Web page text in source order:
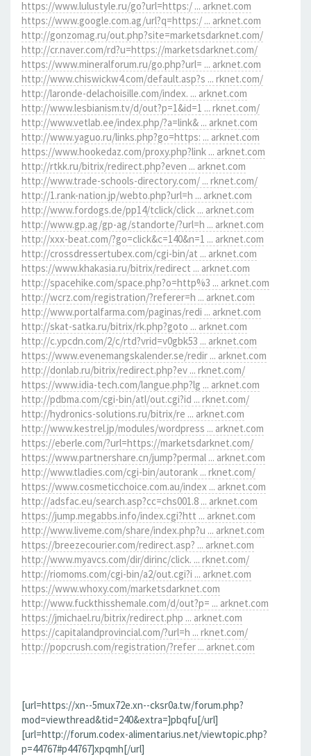
https://www.lulustyle.ru/go?url=https:/ ... arknet.com
https://www.google.com.ag/url?q=https:/ ... arknet.com
http://gonzomag.ru/out.php?site=marketsdarknet.com/
http://cr.naver.com/rd?u=https://marketsdarknet.com/
https://www.mineralforum.ru/go.php?url= ... arknet.com
http://www.chiswickw4.com/default.asp?s ... rknet.com/
http://laronde-delachoisille.com/index. ... arknet.com
http://www.lesbianism.tv/d/out?p=1&id=1 ... rknet.com/
http://www.vetlab.ee/index.php/?a=link& ... arknet.com
http://www.yaguo.ru/links.php?go=https: ... arknet.com
https://www.hookedaz.com/proxy.php?link ... arknet.com
http://rtkk.ru/bitrix/redirect.php?even ... arknet.com
http://www.trade-schools-directory.com/ ... rknet.com/
http://1.rank-nation.jp/webto.php?url=h ... arknet.com
http://www.fordogs.de/pp14/tclick/click ... arknet.com
http://www.gp.ag/gp-ag/standorte/?url=h ... arknet.com
http://xxx-beat.com/?go=click&c=140&n=1 ... arknet.com
http://crossdressertubex.com/cgi-bin/at ... arknet.com
https://www.khakasia.ru/bitrix/redirect ... arknet.com
http://spacehike.com/space.php?o=http%3 ... arknet.com
http://wcrz.com/registration/?referer=h ... arknet.com
http://www.portalfarma.com/paginas/redi ... arknet.com
http://skat-satka.ru/bitrix/rk.php?goto ... arknet.com
http://c.ypcdn.com/2/c/rtd?vrid=v0gbk53 ... arknet.com
https://www.evenemangskalender.se/redir ... arknet.com
http://donlab.ru/bitrix/redirect.php?ev ... rknet.com/
https://www.idia-tech.com/langue.php?lg ... arknet.com
http://pdbma.com/cgi-bin/atl/out.cgi?id ... rknet.com/
http://hydronics-solutions.ru/bitrix/re ... arknet.com
http://www.kestrel.jp/modules/wordpress ... arknet.com
https://eberle.com/?url=https://marketsdarknet.com/
https://www.partnershare.cn/jump?permal ... arknet.com
http://www.tladies.com/cgi-bin/autorank ... rknet.com/
https://www.cosmeticchoice.com.au/index ... arknet.com
http://adsfac.eu/search.asp?cc=chs001.8 ... arknet.com
https://jump.megabbs.info/index.cgi?htt ... arknet.com
http://www.liveme.com/share/index.php?u ... arknet.com
https://breezecourier.com/redirect.asp? ... arknet.com
http://www.myavcs.com/dir/dirinc/click. ... rknet.com/
http://riomoms.com/cgi-bin/a2/out.cgi?i ... arknet.com
https://www.whoxy.com/marketsdarknet.com
http://www.fuckthisshemale.com/d/out?p= ... arknet.com
https://jmichael.ru/bitrix/redirect.php ... arknet.com
https://capitalandprovincial.com/?url=h ... rknet.com/
http://popcrush.com/registration/?refer ... arknet.com
[url=https://xn--5mux72e.xn--cksr0a.tw/forum.php?
mod=viewthread&tid=240&extra=]pbqfu[/url]
[url=http://forum.codex-alimentarius.net/viewtopic.php?
p=44767#p44767]xpqmh[/url]